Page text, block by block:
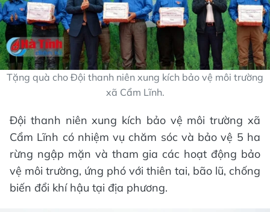
Tặng quà cho Đội thanh niên xung kích bảo vệ môi trường
xã Cẩm Lĩnh.
Đội thanh niên xung kích bảo vệ môi trường xã
Cẩm Lĩnh có nhiệm vụ chăm sóc và bảo vệ 5 ha
rừng ngập mặn và tham gia các hoạt động bảo
vệ môi trường, ứng phó với thiên tai, bão lũ, chống
biến đổi khí hậu tại địa phương.